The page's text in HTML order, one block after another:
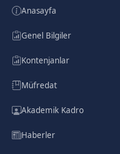
Anasayfa
Genel Bilgiler
Kontenjanlar
Müfredat
Akademik Kadro
Haberler